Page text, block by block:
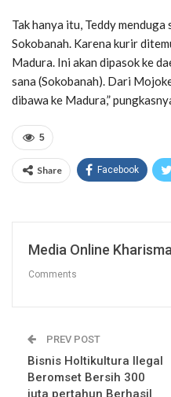
Tak hanya itu, Teddy
Sokobanah. Karena kurir
Madura. Ini akan dipasok ke
sana (Sokobanah). Dari
dibawa ke Madura,”
5
Share Facebook
Media Online
Comments
PREV POST
Bisnis Holtikultura Ilegal
Beromset Bersih 300
juta pertahun Berhasil